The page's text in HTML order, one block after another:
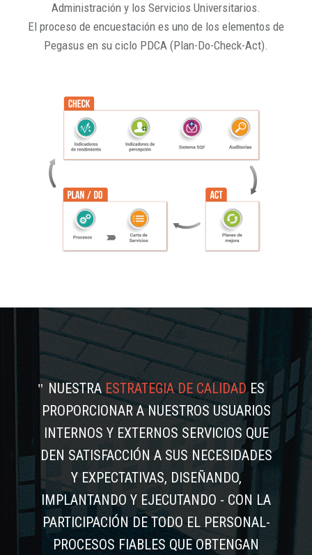
Administración y los Servicios Universitarios.
El proceso de encuestación es uno de los elementos de
Pegasus en su ciclo PDCA (Plan-Do-Check-Act).
NUESTRAESTRATEGIA DE CALIDADES
PROPORCIONAR A NUESTROS USUARIOS
INTERNOS Y EXTERNOS SERVICIOS QUE
DEN SATISFACCIÓN A SUS NECESIDADES
Y EXPECTATIVAS, DISEÑANDO,
IMPLANTANDO Y EJECUTANDO - CON LA
PARTICIPACIÓN DE TODO EL PERSONAL-
PROCESOS FIABLES QUE OBTENGAN